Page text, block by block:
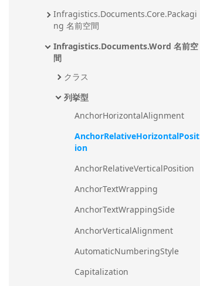
Infragistics.Documents.Core.Packagi
ng 名前空間
Infragistics.Documents.Word 名前空
間
クラス
列挙型
AnchorHorizontalAlignment
AnchorRelativeHorizontalPosit
ion
AnchorRelativeVerticalPosition
AnchorTextWrapping
AnchorTextWrappingSide
AnchorVerticalAlignment
AutomaticNumberingStyle
Capitalization